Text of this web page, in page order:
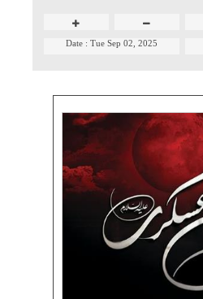
Date : Tue Sep 02, 2025